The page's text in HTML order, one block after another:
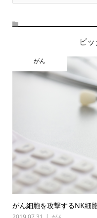
ピ
がん
がん細胞を攻撃するNK細